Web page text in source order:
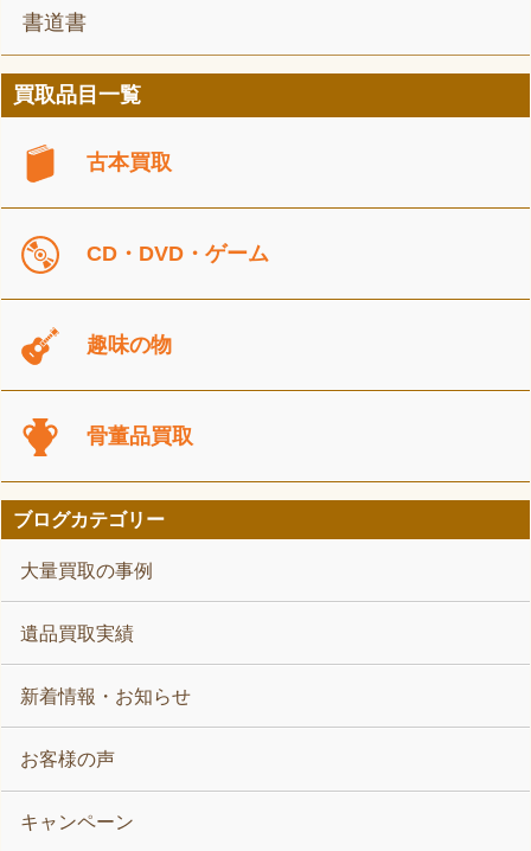
書道書
買取品目一覧
古本買取
CD・DVD・ゲーム
趣味の物
骨董品買取
ブログカテゴリー
大量買取の事例
遺品買取実績
新着情報・お知らせ
お客様の声
キャンペーン